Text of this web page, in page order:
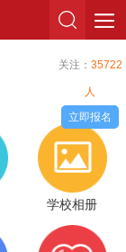
关注： 35722
人
立即报名
学校相册